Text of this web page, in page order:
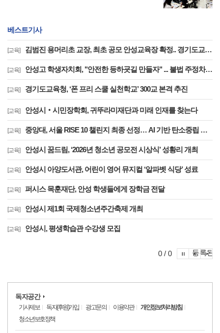
베스트기사
[교육] 김범진 용머리초 교장, 최초 공모 안성교육장 확정.. 경기도교육청, 전국 최초 지역추천 교육장 공모 첫 결실
[교육] 안성고 학생자치회, "안전한 등하굣길 만들자" ... 불법 주정차 해소 위해 직접 나섰다
[교육] 경기도교육청, ‘폰 프리 스쿨 실천학교’ 300교 본격 추진
[교육] 안성시‧시민장학회, 귀뚜라미재단과 미래 인재를 찾는다
[교육] 중앙대, 서울 RISE 10 챌린지 최종 선정… AI 기반 탄소중립 도시 구현을 위한 장기 연구 본격화
[교육] 안성시 꿈드림, ‘2026년 청소년 공모전 시상식’ 성황리 개최
[교육] 안성시 아양도서관, 어린이 영어 뮤지컬 ‘알파벳 식당’ 성료
[교육] 퍼시스 목훈재단, 안성 학생들에게 장학금 전달
[교육] 안성시 제1회 국제청소년주간축제 개최
[교육] 안성시, 평생학습관 수강생 모집
등록된
0 / 0 포토
포토이
독자공간
기사제보 독자(후원)가입 광고문의 이용약관
개인정보처리방침
청소년보호정책